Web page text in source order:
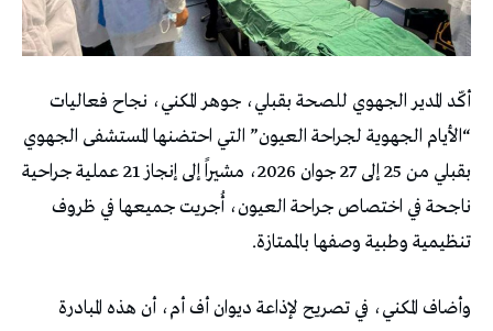
أكّد المدير الجهوي للصحة بقبلي، جوهر المكني، نجاح فعاليات
“الأيام الجهوية لجراحة العيون” التي احتضنها المستشفى الجهوي
بقبلي من 25 إلى 27 جوان 2026، مشيراً إلى إنجاز 21 عملية جراحية
ناجحة في اختصاص جراحة العيون، أُجريت جميعها في ظروف
تنظيمية وطبية وصفها بالممتازة.
وأضاف المكني، في تصريح لإذاعة ديوان أف أم، أن هذه المبادرة